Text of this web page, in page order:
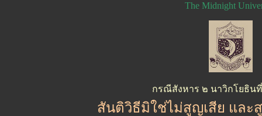
The Midnight
กรณีสังหาร ๒ นาวิกโยธิน
สันติวิธีมิใช่ไม่สูญเสีย และ